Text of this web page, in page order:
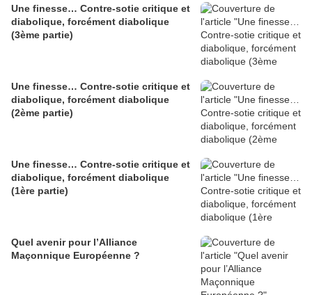
Une finesse… Contre-sotie critique et
diabolique, forcément diabolique
(3ème partie)
Une finesse… Contre-sotie critique et
diabolique, forcément diabolique
(2ème partie)
Une finesse… Contre-sotie critique et
diabolique, forcément diabolique
(1ère partie)
Quel avenir pour l’Alliance
Maçonnique Européenne ?